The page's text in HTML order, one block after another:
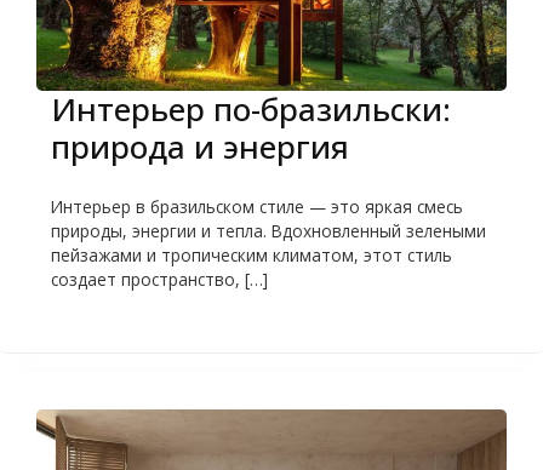
Интерьер по-бразильски:
природа и энергия
Интерьер в бразильском стиле — это яркая смесь
природы, энергии и тепла. Вдохновленный зелеными
пейзажами и тропическим климатом, этот стиль
создает пространство, […]